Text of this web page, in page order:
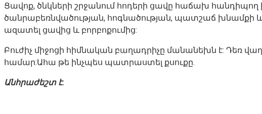
Ցավոք, ծնկների շրջանում հոդերի ցավը հաճախ
ծանրաբեռնվածության, հոգնածության, պատշաճ խնամքի
ազատել ցավից և բորբոքումից:
Բուժիչ միջոցի հիմնական բաղադրիչը մանանեխն է: Դեռ
համար:Ահա թե ինչպես պատրաստել քսուքը.
Անհրաժեշտ է.